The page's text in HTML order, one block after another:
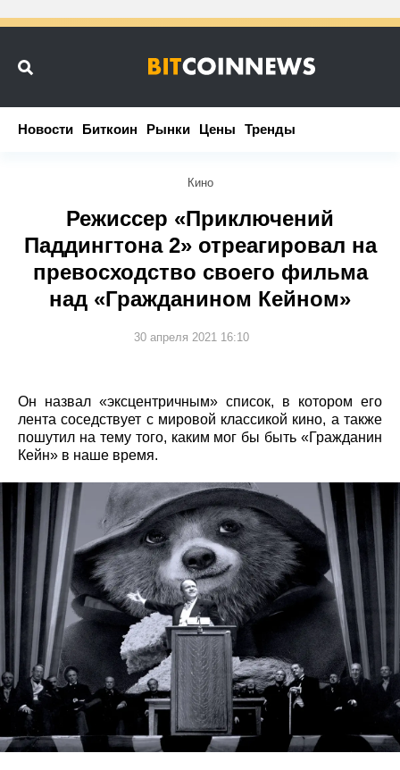
Новости Биткоин Рынки Цены Тренды
Новости Биткоин Рынки Цены Тренды
Кино
Режиссер «Приключений
Паддингтона 2» отреагировал на
превосходство своего фильма
над «Гражданином Кейном»
30 апреля 2021 16:10
Он назвал «эксцентричным» список, в котором его
лента соседствует с мировой классикой кино, а также
пошутил на тему того, каким мог бы быть «Гражданин
Кейн» в наше время.